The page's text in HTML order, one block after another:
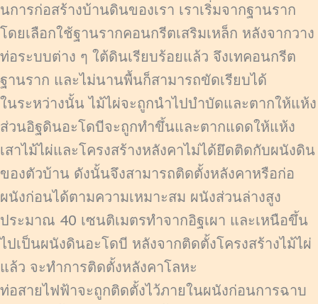
นการก่อสร้างบ้านดินของเรา เราเริ่มจากฐานราก
โดยเลือกใช้ฐานรากคอนกรีตเสริมเหล็ก หลังจากวาง
ท่อระบบต่าง ๆ ใต้ดินเรียบร้อยแล้ว จึงเทคอนกรีต
ฐานราก และไม่นานพื้นก็สามารถขัดเรียบได้
ในระหว่างนั้น ไม้ไผ่จะถูกนำไปบำบัดและตากให้แห้ง
ส่วนอิฐดินอะโดบีจะถูกทำขึ้นและตากแดดให้แห้ง
เสาไม้ไผ่และโครงสร้างหลังคาไม่ได้ยึดติดกับผนังดิน
ของตัวบ้าน ดังนั้นจึงสามารถติดตั้งหลังคาหรือก่อ
ผนังก่อนได้ตามความเหมาะสม ผนังส่วนล่างสูง
ประมาณ 40 เซนติเมตรทำจากอิฐเผา และเหนือขึ้น
ไปเป็นผนังดินอะโดบี หลังจากติดตั้งโครงสร้างไม้ไผ่
แล้ว จะทำการติดตั้งหลังคาโลหะ
ท่อสายไฟฟ้าจะถูกติดตั้งไว้ภายในผนังก่อนการฉาบ